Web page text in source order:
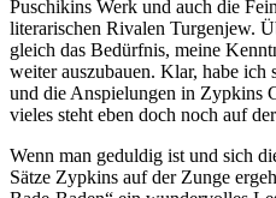
Puschikins Werk und auch die
literarischen Rivalen Turgenjew.
gleich das Bedürfnis, meine
weiter auszubauen. Klar, habe ich
und die Anspielungen in Zypkins
vieles steht eben doch noch auf
Wenn man geduldig ist und sich
Sätze Zypkins auf der Zunge